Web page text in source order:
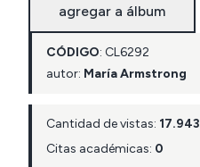
agregar a álbum
CÓDIGO: CL6292
autor: María Armstrong
Cantidad de vistas: 17.943
Citas académicas: 0